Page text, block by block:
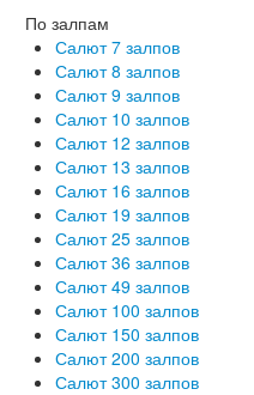
По залпам
Салют 7 залпов
Салют 8 залпов
Салют 9 залпов
Салют 10 залпов
Салют 12 залпов
Салют 13 залпов
Салют 16 залпов
Салют 19 залпов
Салют 25 залпов
Салют 36 залпов
Салют 49 залпов
Салют 100 залпов
Салют 150 залпов
Салют 200 залпов
Салют 300 залпов